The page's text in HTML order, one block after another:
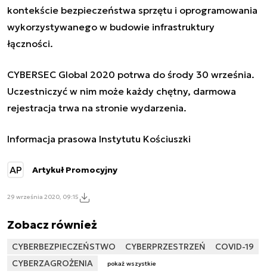
kontekście bezpieczeństwa sprzętu i oprogramowania
wykorzystywanego w budowie infrastruktury
łączności.
CYBERSEC Global 2020 potrwa do środy 30 września.
Uczestniczyć w nim może każdy chętny, darmowa
rejestracja trwa na stronie wydarzenia.
Informacja prasowa Instytutu Kościuszki
AP Artykuł Promocyjny
29 września 2020, 09:15
Zobacz również
CYBERBEZPIECZEŃSTWO CYBERPRZESTRZEŃ
COVID-19
CYBERZAGROŻENIA
pokaż wszystkie